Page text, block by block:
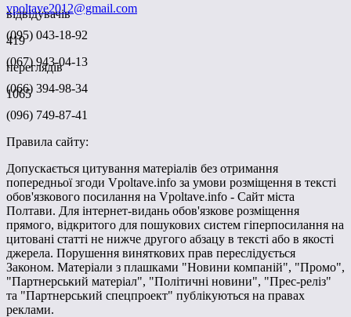
відвідувачів
419
переглядів
1065
vpoltave2012@gmail.com
(095) 043-18-92
(067) 943-04-13
(066) 394-98-34
(096) 749-87-41
Правила сайту:
Допускається цитування матеріалів без отримання
попередньої згоди Vpoltave.info за умови розміщення в тексті
обов'язкового посилання на Vpoltave.info - Сайт міста
Полтави. Для інтернет-видань обов'язкове розміщення
прямого, відкритого для пошукових систем гіперпосилання на
цитовані статті не нижче другого абзацу в тексті або в якості
джерела. Порушення виняткових прав переслідується
Законом. Матеріали з плашками "Новини компаній", "Промо",
"Партнерський матеріал", "Політичні новини", "Прес-реліз"
та "Партнерський спецпроект" публікуються на правах
реклами.